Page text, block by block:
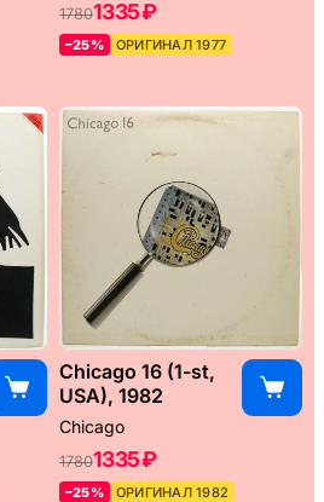
17801335 ₽
–25% ОРИГИНАЛ 1977
Chicago 16 (1-st,
USA), 1982
Chicago
17801335 ₽
–25% ОРИГИНАЛ 1982